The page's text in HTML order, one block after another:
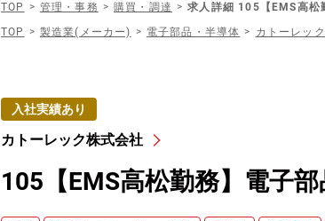
TOP 管理・事務 購買・調達
求人詳細 105【EMS高
TOP
製造業(メーカー) 電子部品・半導体 カトーレッ
入社実績あり
カトーレック株式会社
105【EMS高松勤務】電子